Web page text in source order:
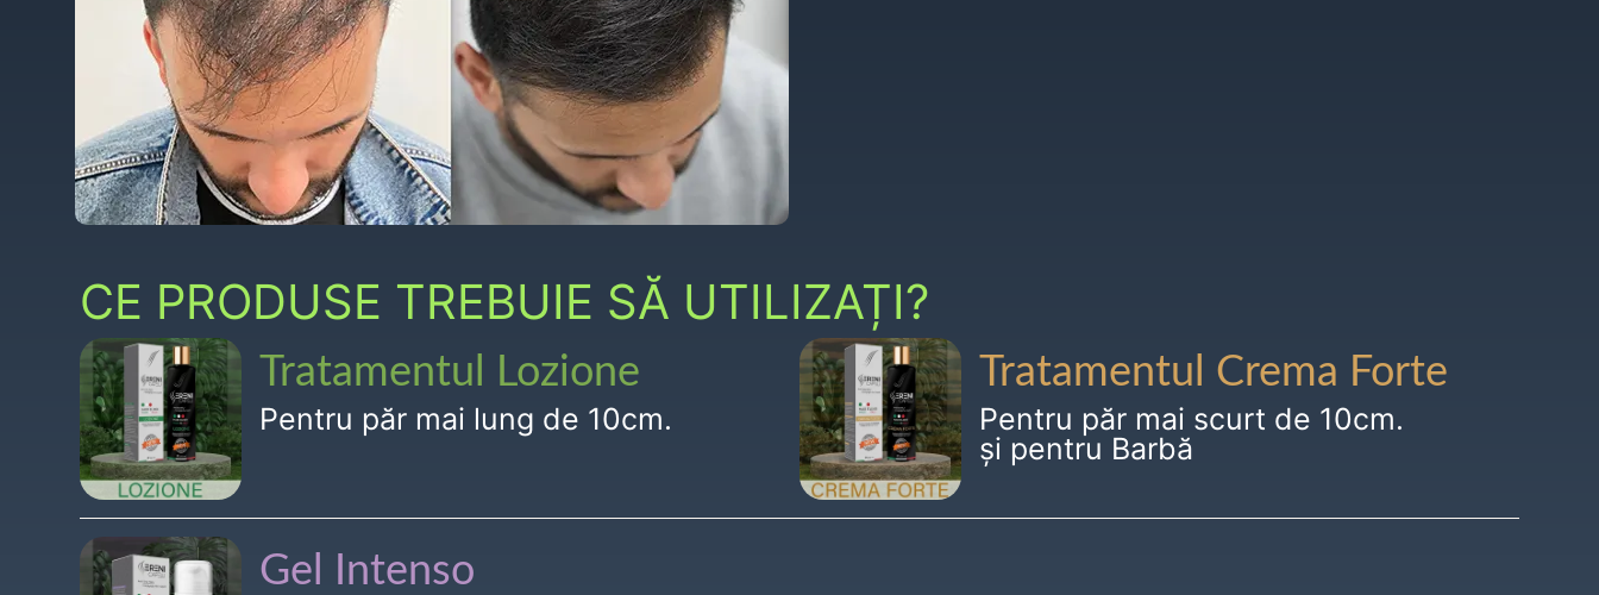
CE PRODUSE TREBUIE SĂ UTILIZAȚI?
Tratamentul Lozione
Pentru păr mai lung de 10cm.
Tratamentul Crema Forte
Pentru păr mai scurt de 10cm.
și pentru Barbă
Gel Intenso